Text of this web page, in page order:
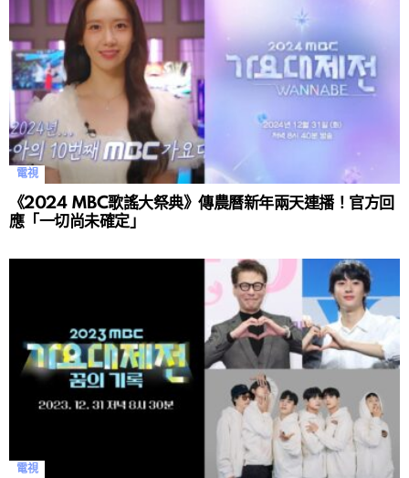
電視
《2024 MBC歌謠大祭典》傳農曆新年兩天連播！官方回
應「一切尚未確定」
電視